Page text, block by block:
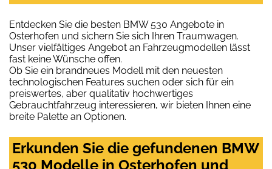
Entdecken Sie die besten BMW 530 Angebote in
Osterhofen und sichern Sie sich Ihren Traumwagen.
Unser vielfältiges Angebot an Fahrzeugmodellen lässt
fast keine Wünsche offen.
Ob Sie ein brandneues Modell mit den neuesten
technologischen Features suchen oder sich für ein
preiswertes, aber qualitativ hochwertiges
Gebrauchtfahrzeug interessieren, wir bieten Ihnen eine
breite Palette an Optionen.
Erkunden Sie die gefundenen BMW
530 Modelle in Osterhofen und